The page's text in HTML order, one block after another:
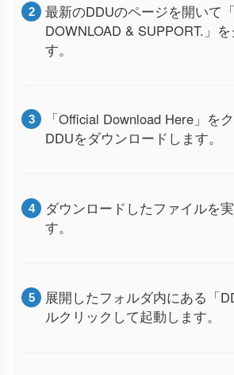
最新のDDUのページを開いて
DOWNLOAD & SUPPORT.」
す。
「Official Download Here」を
DDUをダウンロードします。
ダウンロードしたファイルを
す。
展開したフォルダ内にある「
ルクリックして起動します。